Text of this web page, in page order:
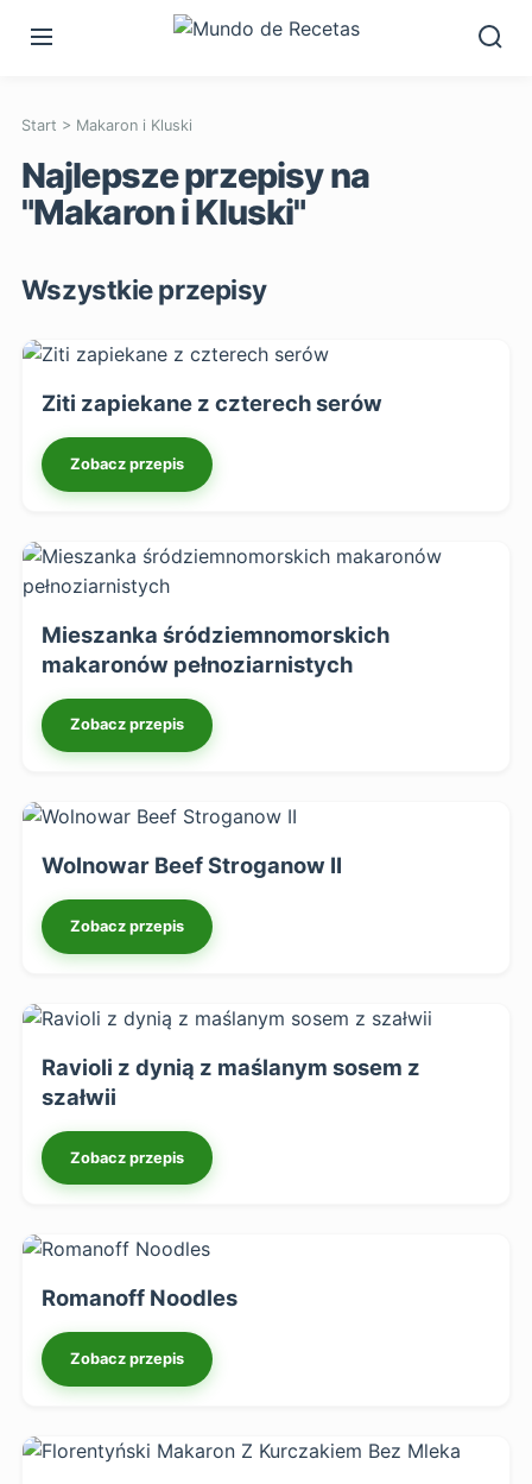
Start > Makaron i Kluski
Najlepsze przepisy na
"Makaron i Kluski"
Wszystkie przepisy
Ziti zapiekane z czterech serów
Zobacz przepis
Mieszanka śródziemnomorskich
makaronów pełnoziarnistych
Zobacz przepis
Wolnowar Beef Stroganow II
Zobacz przepis
Ravioli z dynią z maślanym sosem z
szałwii
Zobacz przepis
Romanoff Noodles
Zobacz przepis